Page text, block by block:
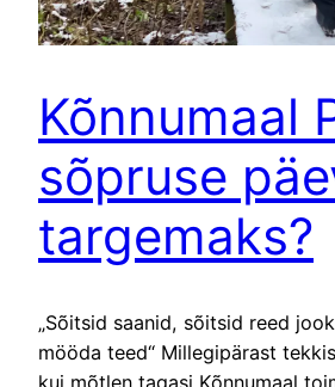
Kõnnumaal
sõpruse
targemaks?
„Sõitsid saanid, sõitsid reed
mööda teed“ Millegipärast
kui mõtlen tagasi Kõnnumaal